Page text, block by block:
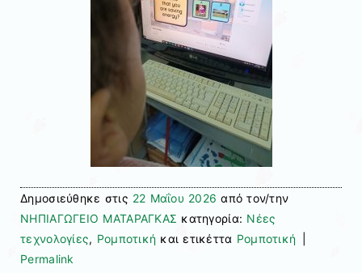
Δημοσιεύθηκε στις 22 Μαΐου 2026 από τον/την
ΝΗΠΙΑΓΩΓΕΙΟ ΜΑΤΑΡΑΓΚΑΣ κατηγορία: Νέες
τεχνολογίες, Ρομποτική και ετικέττα Ρομποτική
Permalink